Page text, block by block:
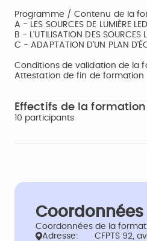
Programme / Contenu de la
A - LES SOURCES DE LUMIÈRE LED
B - L'UTILISATION DES SOURCES
C - ADAPTATION D'UN PLAN
Conditions de validation de la
Attestation de fin de formation
Effectifs de la formation
10 participants
Coordonnées
Coordonnées de la
Adresse:
CFPTS 92,